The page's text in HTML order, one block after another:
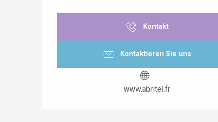
Kontakt
Kontaktieren Sie uns
www.abritel.fr